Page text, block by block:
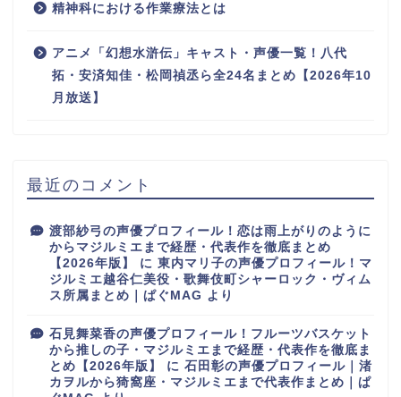
精神科における作業療法とは
アニメ「幻想水滸伝」キャスト・声優一覧！八代
拓・安済知佳・松岡禎丞ら全24名まとめ【2026年10
月放送】
最近のコメント
渡部紗弓の声優プロフィール！恋は雨上がりのように
からマジルミエまで経歴・代表作を徹底まとめ
【2026年版】
に 東内マリ子の声優プロフィール！マ
ジルミエ越谷仁美役・歌舞伎町シャーロック・ヴィム
ス所属まとめ｜ぱぐMAG より
石見舞菜香の声優プロフィール！フルーツバスケット
から推しの子・マジルミエまで経歴・代表作を徹底ま
とめ【2026年版】
に 石田彰の声優プロフィール｜渚
カヲルから猗窩座・マジルミエまで代表作まとめ｜ぱ